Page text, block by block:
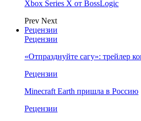
Xbox Series X от BossLogic
Prev Next
Рецензии
Рецензии
«Отпразднуйте сагу»: трейлер
Рецензии
Minecraft Earth пришла в Россию
Рецензии